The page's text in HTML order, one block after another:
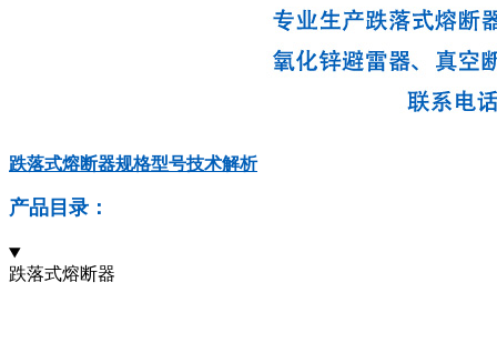
‍‌​​‌‌​‌​‍‌​​​‌‌​​‍‌​​​‌​‌​‍‌​​‌​​‌​‍‌​​​‌‌‌‌‍‌​‌‌​‌​‌‍‌​‌‌‌‌​‌‍‌​‌​​‌‌‌‍‌​​‌​‌‌‌‍‌​‌‌‌​​‌‍‌​‌​​‌‌‌‍‌​‌‌‌‌​​‍‌​‌‌‌‌​‌‍‌​​​​‌‌​‍‌​​​‌​​​‍‌​‌​‌​​​‍‌​​​‌​‌‌‍‌​​‌​​​‌‍‌​​​‌​‌​跌落式熔断器规格型号技术解析
产品目录：
跌落式熔断器